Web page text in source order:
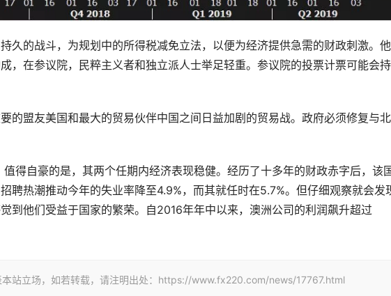
久的战斗，为规划中的所得税减免立法，以便为经济提供急需的财政刺激。
，在参议院，民粹主义者和独立派人士举足轻重。参议院的投票计票可能会
的盟友美国和最大的贸易伙伴中国之间日益加剧的贸易战。政府必须修复与
得自豪的是，其两个任期内经济表现稳健。经历了十多年的财政赤字后，该
聘热潮推动今年的失业率降至4.9%，而其就任时在5.7%。但仔细观察就会发
到他们受益于国家的繁荣。自2016年年中以来，澳洲公司的利润飙升超过
本站立场，如若转载，请注明出处：https://www.fx220.com/news/17767.html